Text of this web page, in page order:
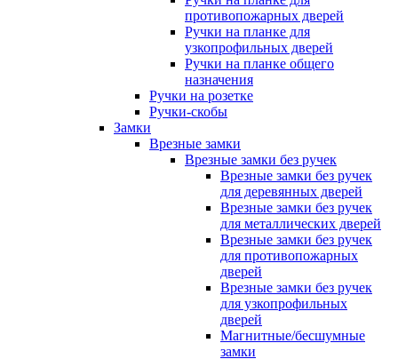
противопожарных дверей
Ручки на планке для
узкопрофильных дверей
Ручки на планке общего
назначения
Ручки на розетке
Ручки-скобы
Замки
Врезные замки
Врезные замки без ручек
Врезные замки без ручек
для деревянных дверей
Врезные замки без ручек
для металлических дверей
Врезные замки без ручек
для противопожарных
дверей
Врезные замки без ручек
для узкопрофильных
дверей
Магнитные/бесшумные
замки